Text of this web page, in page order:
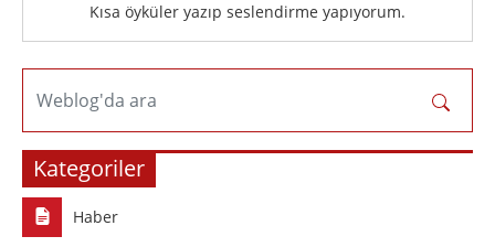
Kısa öyküler yazıp seslendirme yapıyorum.
Weblog'da ara
Kategoriler
Haber